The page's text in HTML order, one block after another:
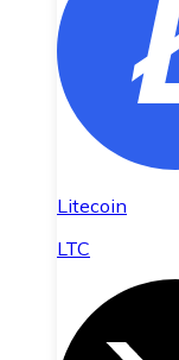
Litecoin
LTC